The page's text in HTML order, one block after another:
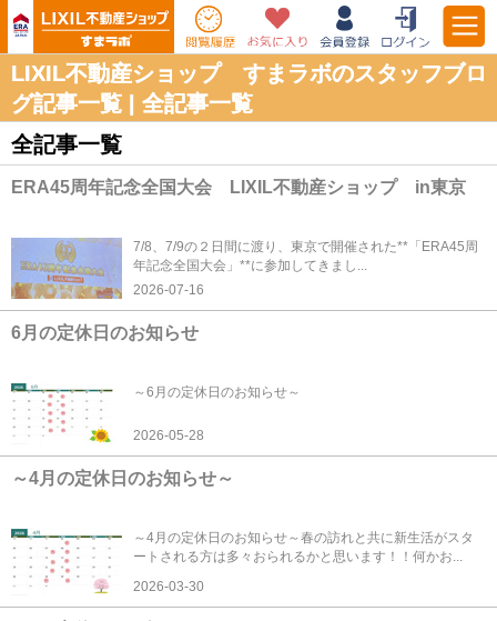
LIXIL不動産ショップ すまラボのスタッフブロ
グ記事一覧 | 全記事一覧
全記事一覧
ERA45周年記念全国大会 LIXIL不動産ショップ in東京
7/8、7/9の２日間に渡り、東京で開催された**「ERA45周
年記念全国大会」**に参加してきまし...
2026-07-16
6月の定休日のお知らせ
～6月の定休日のお知らせ～
2026-05-28
～4月の定休日のお知らせ～
～4月の定休日のお知らせ～春の訪れと共に新生活がスタ
ートされる方は多々おられるかと思います！！何かお...
2026-03-30